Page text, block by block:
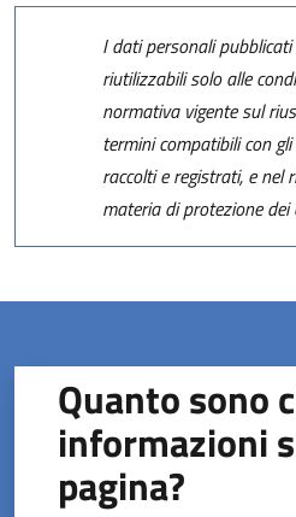
I dati personali
riutilizzabili solo alle
normativa vigente sul
termini compatibili con
raccolti e registrati, e
materia di protezione
Quanto sono
informazioni
pagina?